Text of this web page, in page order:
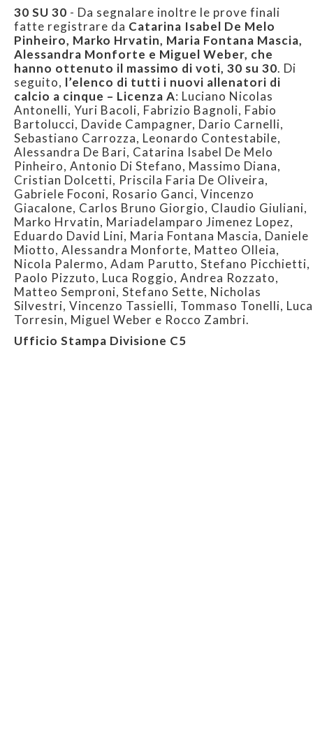
30 SU 30 - Da segnalare inoltre le prove finali
fatte registrare da Catarina Isabel De Melo
Pinheiro, Marko Hrvatin, Maria Fontana Mascia,
Alessandra Monforte e Miguel Weber, che
hanno ottenuto il massimo di voti, 30 su 30. Di
seguito, l’elenco di tutti i nuovi allenatori di
calcio a cinque – Licenza A: Luciano Nicolas
Antonelli, Yuri Bacoli, Fabrizio Bagnoli, Fabio
Bartolucci, Davide Campagner, Dario Carnelli,
Sebastiano Carrozza, Leonardo Contestabile,
Alessandra De Bari, Catarina Isabel De Melo
Pinheiro, Antonio Di Stefano, Massimo Diana,
Cristian Dolcetti, Priscila Faria De Oliveira,
Gabriele Foconi, Rosario Ganci, Vincenzo
Giacalone, Carlos Bruno Giorgio, Claudio Giuliani,
Marko Hrvatin, Mariadelamparo Jimenez Lopez,
Eduardo David Lini, Maria Fontana Mascia, Daniele
Miotto, Alessandra Monforte, Matteo Olleia,
Nicola Palermo, Adam Parutto, Stefano Picchietti,
Paolo Pizzuto, Luca Roggio, Andrea Rozzato,
Matteo Semproni, Stefano Sette, Nicholas
Silvestri, Vincenzo Tassielli, Tommaso Tonelli, Luca
Torresin, Miguel Weber e Rocco Zambri.
Ufficio Stampa Divisione C5